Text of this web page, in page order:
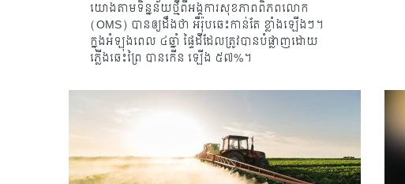
យោងតាមទិន្នន័យថ្មីពីអង្គការសុខភាពពិភពលោក
(OMS) បានឲ្យដឹងថា អឺរ៉ុបឆេះកាន់តែ ខ្លាំងឡើងៗ។
ក្នុងអំឡុងពេល ៤ឆ្នាំ ផ្ទៃដីដែលត្រូវបានបំផ្លាញដោយ
ភ្លើងឆេះព្រៃ បានកើន ឡើង ៥៧%។